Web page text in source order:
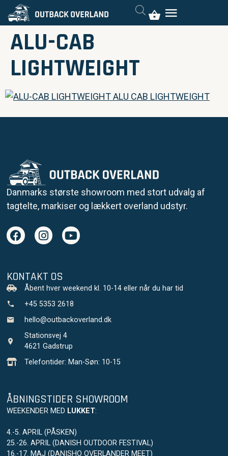
ALU-CAB
LIGHTWEIGHT
Danmarks største showroom med stort udvalg af
tagtelte, markiser og lækkert overland udstyr.
KONTAKT OS
Åbent hver weekend kl. 10-14 eller når du har tid
+45 5353 2618
hello@outbackoverland.dk
Stationsvej 4
4621 Gadstrup
Telefontider: Man-Søn: 10-15
ÅBNINGSTIDER SHOWROOM
WEEKENDER MED LUKKET:
4.-5. APRIL (PÅSKEN)
25.-26. APRIL (DANISH OUTDOOR FESTIVAL)
16.-17. MAJ (DANISHO OVERLANDER MEET)